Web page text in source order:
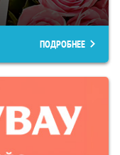
ПОДРОБНЕЕ